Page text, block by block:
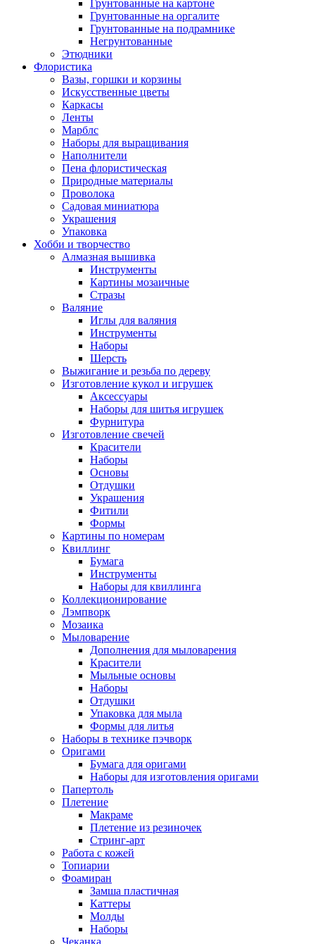
Грунтованные на картоне
Грунтованные на оргалите
Грунтованные на подрамнике
Негрунтованные
Этюдники
Флористика
Вазы, горшки и корзины
Искусственные цветы
Каркасы
Ленты
Марблс
Наборы для выращивания
Наполнители
Пена флористическая
Природные материалы
Проволока
Садовая миниатюра
Украшения
Упаковка
Хобби и творчество
Алмазная вышивка
Инструменты
Картины мозаичные
Стразы
Валяние
Иглы для валяния
Инструменты
Наборы
Шерсть
Выжигание и резьба по дереву
Изготовление кукол и игрушек
Аксессуары
Наборы для шитья игрушек
Фурнитура
Изготовление свечей
Красители
Наборы
Основы
Отдушки
Украшения
Фитили
Формы
Картины по номерам
Квиллинг
Бумага
Инструменты
Наборы для квиллинга
Коллекционирование
Лэмпворк
Мозаика
Мыловарение
Дополнения для мыловарения
Красители
Мыльные основы
Наборы
Отдушки
Упаковка для мыла
Формы для литья
Наборы в технике пэчворк
Оригами
Бумага для оригами
Наборы для изготовления оригами
Папертоль
Плетение
Макраме
Плетение из резиночек
Стринг-арт
Работа с кожей
Топиарии
Фоамиран
Замша пластичная
Каттеры
Молды
Наборы
Чеканка